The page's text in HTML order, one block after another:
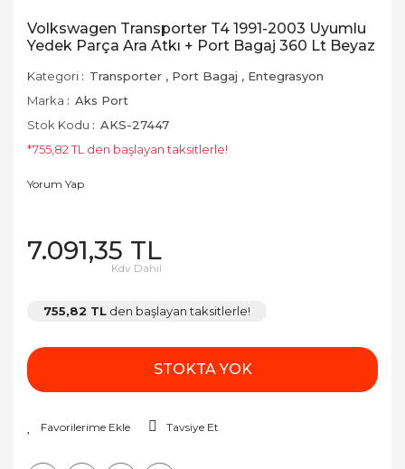
Volkswagen Transporter T4 1991-2003 Uyumlu
Yedek Parça Ara Atkı + Port Bagaj 360 Lt Beyaz
Kategori Transporter , Port Bagaj , Entegrasyon
Marka
Aks Port
Stok Kodu
AKS-27447
*755,82 TL den başlayan taksitlerle!
Yorum Yap
7.091,35 TL
Kdv Dahil
755,82 TL den başlayan taksitlerle!
STOKTA YOK
Tavsiye Et